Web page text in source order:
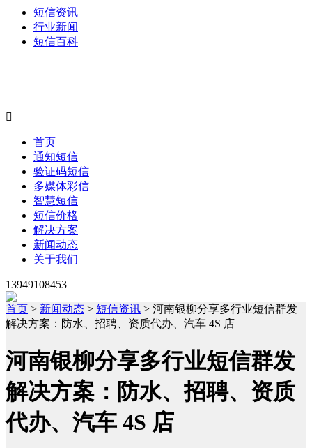
短信资讯
行业新闻
短信百科

首页
通知短信
验证码短信
多媒体彩信
智慧短信
短信价格
解决方案
新闻动态
关于我们
13949108453
首页 > 新闻动态 > 短信资讯 > 河南银柳分享多行业短信群发
解决方案：防水、招聘、资质代办、汽车 4S 店
河南银柳分享多行业短信群发
解决方案：防水、招聘、资质
代办、汽车 4S 店